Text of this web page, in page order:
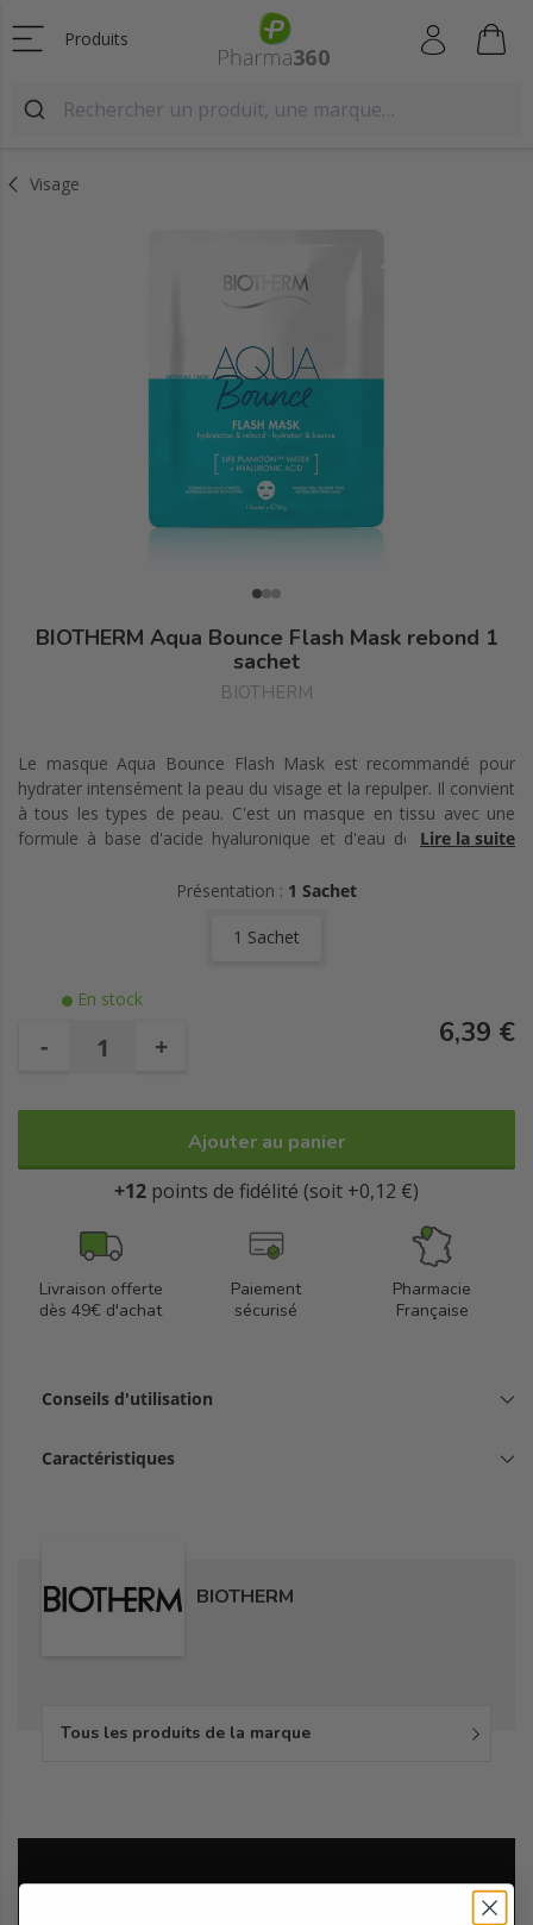
Produits
Visage
BIOTHERM Aqua Bounce Flash Mask rebond 1
sachet
BIOTHERM
Le masque Aqua Bounce Flash Mask est recommandé pour
hydrater intensément la peau du visage et la repulper. Il convient
à tous les types de peau. C'est un masque en tissu avec une
formule à base d'acide hyaluronique et d'eau de plancton de
souffrant de déshydratation, aux peaux sèches et aux peaux en
Lire la suite
Présentation : 1 Sachet
1 Sachet
En stock
- + 6,39 €
Ajouter au panier
+12 points de fidélité (soit +0,12 €)
Livraison offerte
dès 49€ d'achat
Paiement
sécurisé
Pharmacie
Française
Conseils d'utilisation
Caractéristiques
BIOTHERM
Tous les produits de la marque